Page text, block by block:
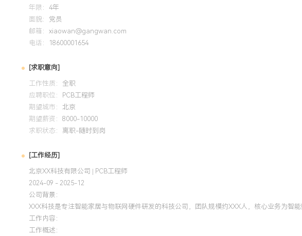
了与工厂的沟通成本。
年限： 4年
面貌： 党员
邮箱： xiaowan@gangwan.com
电话：
18600001654
[求职意向]
工作性质： 全职
应聘职位：
PCB工程师
期望城市： 北京
期望薪资： 8000-10000
求职状态： 离职-随时到岗
[工作经历]
北京XX科技有限公司 | PCB工程师
2024-09 - 2025-12
公司背景：
XXX科技是专注智能家居与物联网硬件研发的科技公司，团队规模约XXX人，核心业务为智
工作内容：
工作概述：